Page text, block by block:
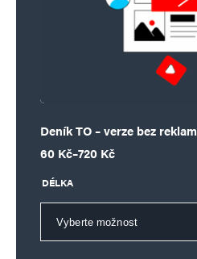
Deník TO – verze bez reklam
60 Kč–720 Kč
Rozpětí cen: 60 Kč až 720 Kč
DÉLKA